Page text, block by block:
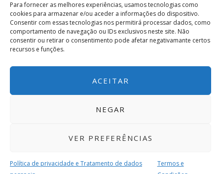
Para fornecer as melhores experiências, usamos tecnologias como
cookies para armazenar e/ou aceder a informações do dispositivo.
Consentir com essas tecnologias nos permitirá processar dados, como
comportamento de navegação ou IDs exclusivos neste site. Não
consentir ou retirar o consentimento pode afetar negativamante certos
recursos e funções.
ACEITAR
NEGAR
VER PREFERÊNCIAS
Política de privacidade e Tratamento de dados
Termos e